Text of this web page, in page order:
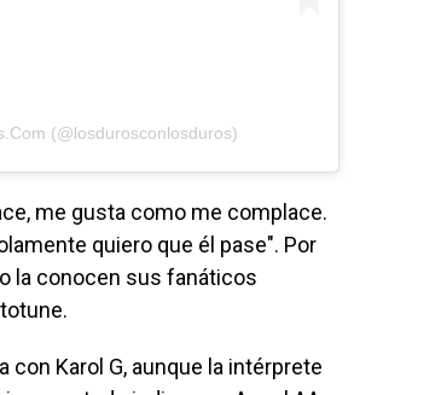
(@losdurosconlosduros)
me gusta como me complace.
quiero que él pase". Por
la conocen sus fanáticos
con Karol G, aunque la intérprete